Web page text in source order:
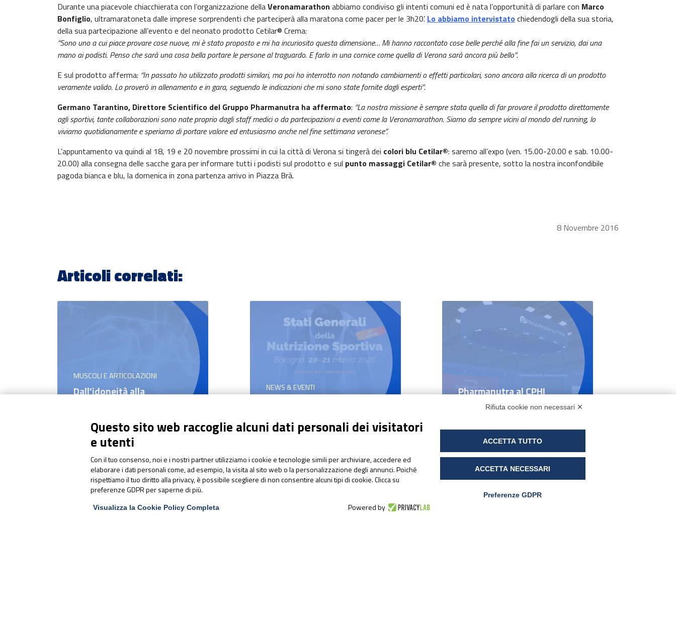
Durante una piacevole chiacchierata con l’organizzazione dellaVeronamarathon abbiamo condiviso gli intenti comuni ed è nata l’opportunità di parlare con Marco
Bonfiglio, ultramaratoneta dalle imprese sorprendenti che parteciperà alla maratona come pacer per le 3h20’. Lo abbiamo intervistato chiedendogli della sua storia,
della sua partecipazione all’evento e del neonato prodotto Cetilar® Crema:
“Sono uno a cui piace provare cose nuove, mi è stato proposto e mi ha incuriosito questa dimensione… Mi hanno raccontato cose belle perché alla fine fai un servizio, dai una
mano ai podisti. Penso che sarà una cosa bella portare le persone al traguardo. E farlo in una cornice come quella di Verona sarà ancora più bello”.
E sul prodotto afferma: “In passato ho utilizzato prodotti similari, ma poi ho interrotto non notando cambiamenti o effetti particolari, sono ancora alla ricerca di un prodotto
veramente valido. Lo proverò in allenamento e in gara, seguendo le indicazioni che mi sono state fornite dagli esperti”.
Germano Tarantino, Direttore Scientifico del Gruppo Pharmanutra ha affermato: “La nostra missione è sempre stata quella di far provare il prodotto direttamente
agli sportivi, tante collaborazioni sono nate proprio dagli staff medici o da partecipazioni a eventi come la Veronamarathon. Siamo da sempre vicini al mondo del running, lo
viviamo quotidianamente e speriamo di portare valore ed entusiasmo anche nel fine settimana veronese”.
L’appuntamento va quindi al 18, 19 e 20 novembre prossimi in cui la città di Verona si tingerà dei colori blu Cetilar®: saremo all’expo (ven. 15.00-20.00 e sab. 10.00-
20.00) alla consegna delle sacche gara per informare tutti i podisti sul prodotto e sul punto massaggi Cetilar® che sarà presente, sotto la nostra inconfondibile
pagoda bianca e blu, la domenica in zona partenza arrivo in Piazza Brà.
8 Novembre 2016
Articoli correlati:
MUSCOLI E ARTICOLAZIONI
Dall’idoneità alla
integrata dell’atleta d’élite
NEWS & EVENTI
Sportiva 2026
Pharmanutra al CPHI
Worldwide 2025: un
appuntamento che parla di
futuro
Rifiuta cookie non necessari ✕
Questo sito web raccoglie alcuni dati personali dei visitatori
e utenti
Con il tuo consenso, noi e i nostri partner utilizziamo i cookie e tecnologie simili per archiviare, accedere ed
elaborare i dati personali come, ad esempio, la visita al sito web o la personalizzazione degli annunci. Poiché
rispettiamo il tuo diritto alla privacy, è possibile scegliere di non consentire alcuni tipi di cookie. Clicca su
preferenze GDPR per saperne di più.
Visualizza la Cookie Policy Completa Powered by
ACCETTA TUTTO
ACCETTA NECESSARI
Preferenze GDPR